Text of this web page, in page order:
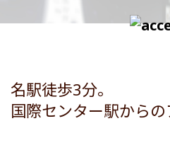
名駅徒歩3分。
国際センター駅から